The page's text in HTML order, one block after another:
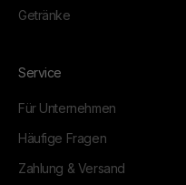
Getränke
Service
Für Unternehmen
Häufige Fragen
Zahlung & Versand